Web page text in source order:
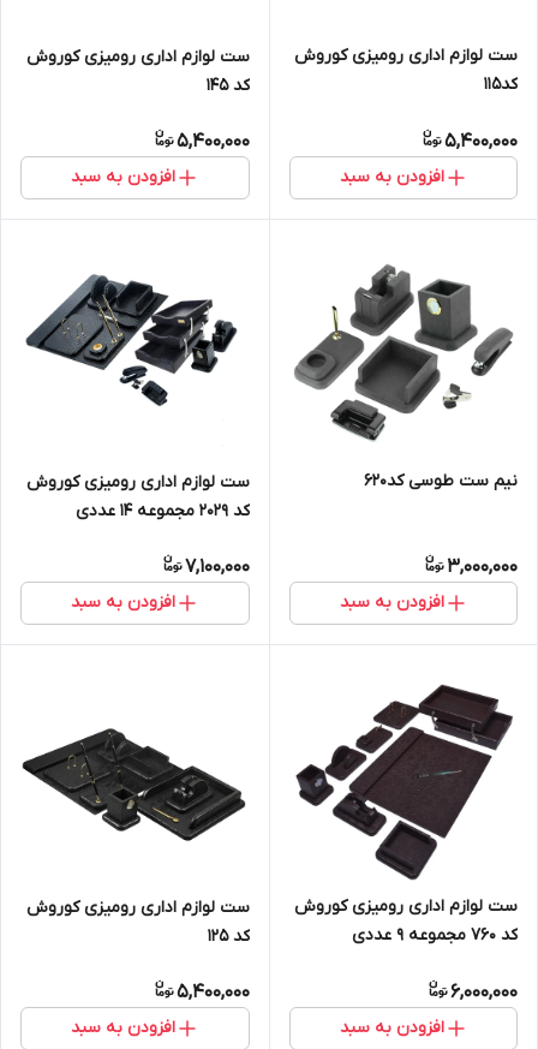
ست لوازم اداری رومیزی کوروش
کد115
5,400,000
افزودن به سبد
ست لوازم اداری رومیزی کوروش
کد 145
5,400,000
افزودن به سبد
نیم ست طوسی کد620
3,000,000
افزودن به سبد
ست لوازم اداری رومیزی کوروش
کد 2029 مجموعه 14 عددی
7,100,000
افزودن به سبد
ست لوازم اداری رومیزی کوروش
کد 760 مجموعه 9 عددی
6,000,000
افزودن به سبد
ست لوازم اداری رومیزی کوروش
کد 125
5,400,000
افزودن به سبد